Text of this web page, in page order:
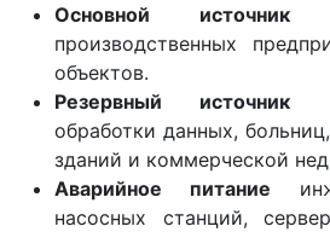
Основной источник
производственных
объектов.
Резервный источник
обработки данных,
зданий и коммерческой
Аварийное питание
насосных станций,